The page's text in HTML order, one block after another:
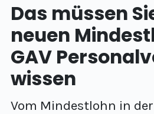
Das müssen
neuen
GAV
wissen
Vom Mindestlohn in